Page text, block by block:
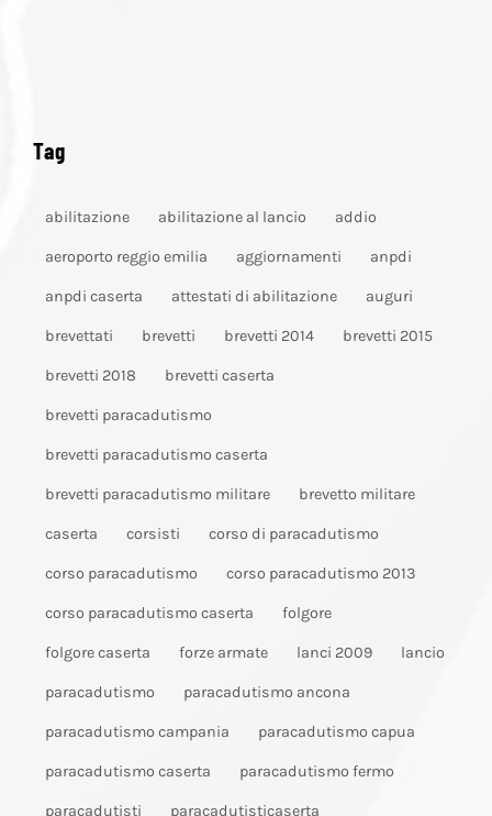
Tag
abilitazione abilitazione al lancio addio
aeroporto reggio emilia aggiornamenti anpdi
anpdi caserta attestati di abilitazione auguri
brevettati brevetti brevetti 2014 brevetti 2015
brevetti 2018 brevetti caserta
brevetti paracadutismo
brevetti paracadutismo caserta
brevetti paracadutismo militare brevetto militare
caserta corsisti corso di paracadutismo
corso paracadutismo corso paracadutismo 2013
corso paracadutismo caserta folgore
folgore caserta forze armate lanci 2009 lancio
paracadutismo paracadutismo ancona
paracadutismo campania paracadutismo capua
paracadutismo caserta paracadutismo fermo
paracadutisti paracadutisticaserta